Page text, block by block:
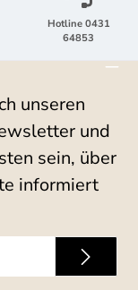
Hotline 0431
64853
unseren
und
sein, über
informiert